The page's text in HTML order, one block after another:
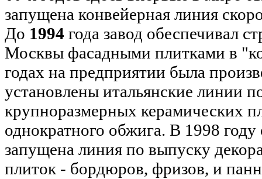
запущена конвейерная линия
До 1994 года завод обеспечивал
Москвы фасадными плитками в
годах на предприятии была
установлены итальянские линии
крупноразмерных керамических
однократного обжига. В 1998
запущена линия по выпуску
плиток - бордюров, фризов, и